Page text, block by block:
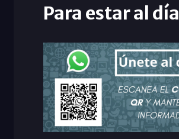
Para estar al día